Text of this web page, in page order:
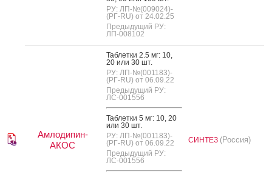
РУ: ЛП-№(009024)-
(РГ-RU) от 24.02.25
Предыдущий РУ:
ЛП-008102
Амлодипин-
АКОС
Таб­летки 2.5 мг: 10,
20 или 30 шт.
РУ: ЛП-№(001183)-
(РГ-RU) от 06.09.22
Предыдущий РУ:
ЛС-001556
Таб­летки 5 мг: 10, 20
или 30 шт.
РУ: ЛП-№(001183)-
(РГ-RU) от 06.09.22
Предыдущий РУ:
ЛС-001556
СИНТЕЗ (Россия)